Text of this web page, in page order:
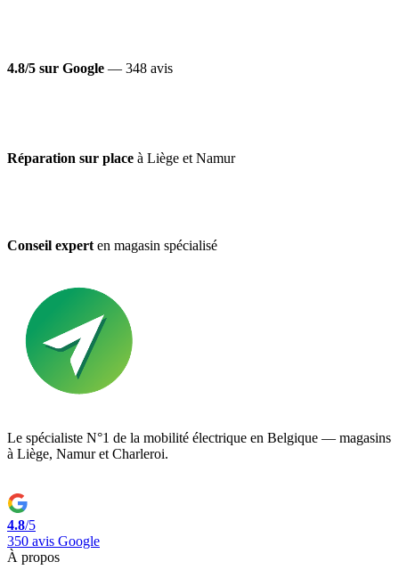
4.8/5 sur Google — 348 avis
Réparation sur place à Liège et Namur
Conseil expert en magasin spécialisé
Le spécialiste N°1 de la mobilité électrique en Belgique — magasins
à Liège, Namur et Charleroi.
4.8/5
350 avis Google
À propos